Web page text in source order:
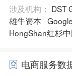
涉及机构： DST
雄牛资本 Google
HongShan红杉
电商服务数